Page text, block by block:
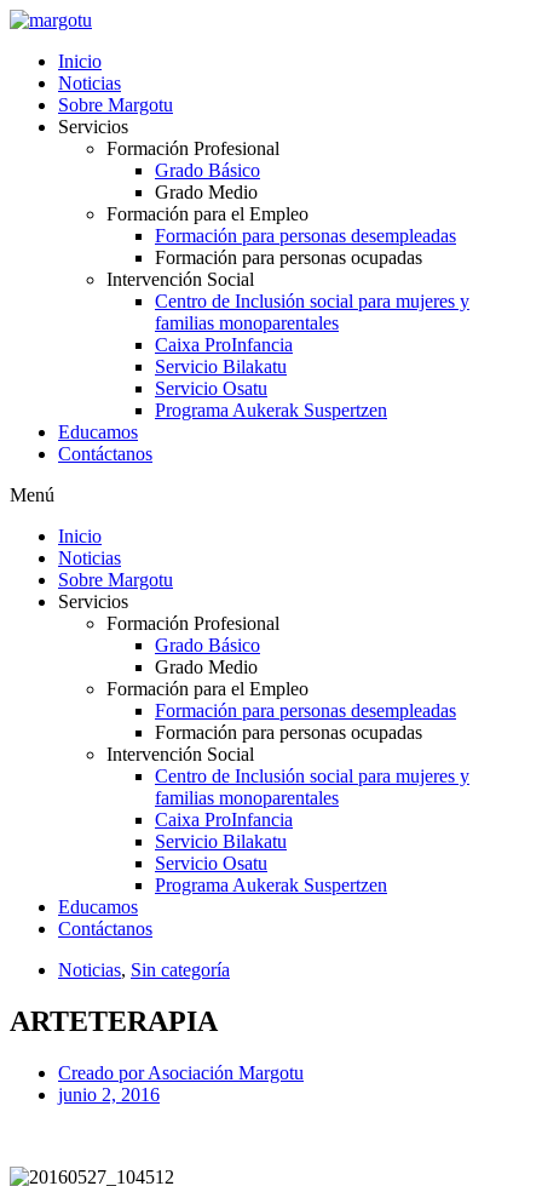
Ir
contenido
Inicio
Noticias
Sobre Margotu
Servicios
Formación Profesional
Grado Básico
Grado Medio
Formación para el Empleo
Formación para personas desempleadas
Formación para personas ocupadas
Intervención Social
Centro de Inclusión social para mujeres y
familias monoparentales
Caixa ProInfancia
Servicio Bilakatu
Servicio Osatu
Programa Aukerak Suspertzen
Educamos
Contáctanos
Menú
Inicio
Noticias
Sobre Margotu
Servicios
Formación Profesional
Grado Básico
Grado Medio
Formación para el Empleo
Formación para personas desempleadas
Formación para personas ocupadas
Intervención Social
Centro de Inclusión social para mujeres y
familias monoparentales
Caixa ProInfancia
Servicio Bilakatu
Servicio Osatu
Programa Aukerak Suspertzen
Educamos
Contáctanos
Noticias, Sin categoría
ARTETERAPIA
Creado porAsociación Margotu
junio 2, 2016